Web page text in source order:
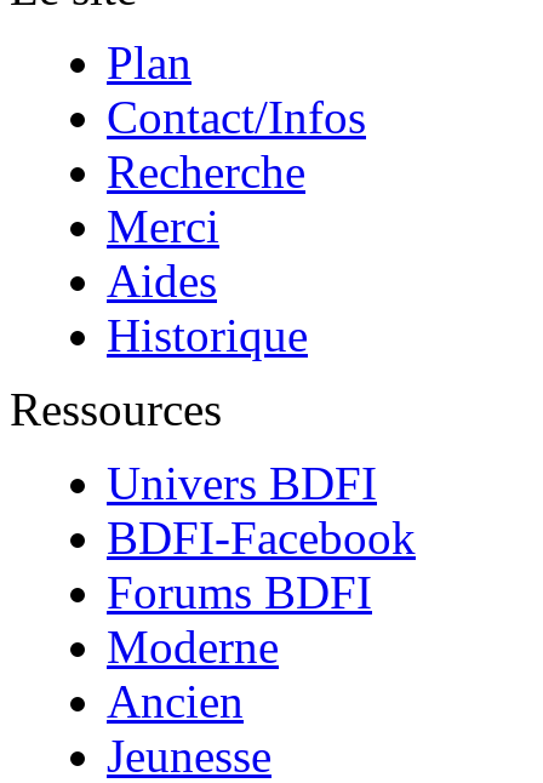
Plan
Contact/Infos
Recherche
Merci
Aides
Historique
Ressources
Univers BDFI
BDFI-Facebook
Forums BDFI
Moderne
Ancien
Jeunesse